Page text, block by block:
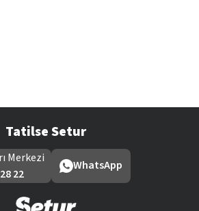
Tatilse Setur
Merkezi
22
WhatsApp